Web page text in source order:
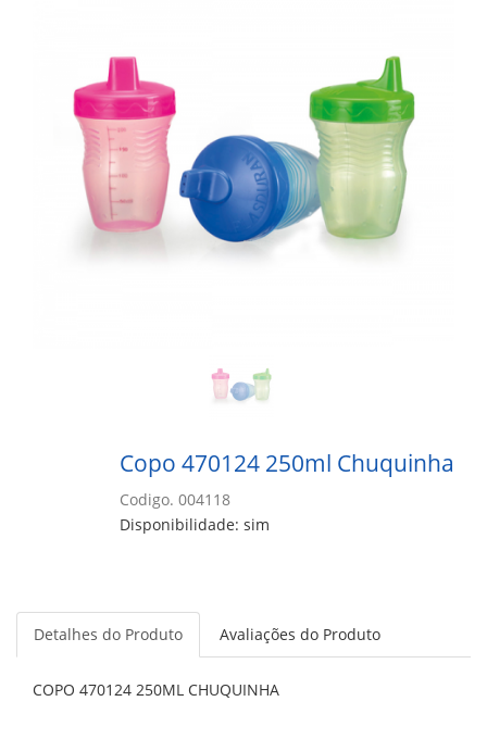
Copo 470124 250ml Chuquinha
Codigo. 004118
Disponibilidade: sim
Detalhes do Produto Avaliações do Produto
COPO 470124 250ML CHUQUINHA